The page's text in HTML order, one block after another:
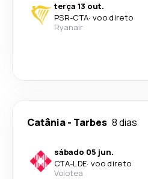
terça 13 out.
PSR-CTA· voo direto
Ryanair
Catânia- Tarbes 8 dias
sábado 05 jun.
CTA-LDE· voo direto
Volotea